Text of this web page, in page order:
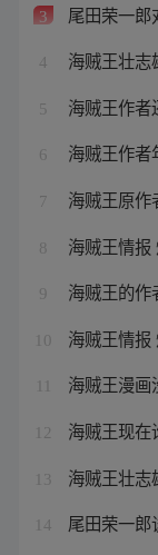
3 尾田荣一郎
4 海贼王壮志
5 海贼王作者
6 海贼王作者
7 海贼王原作
8 海贼王情报
9 海贼王的作
10 海贼王情报
海贼王漫画
12 海贼王现在
13 海贼王壮志
14 尾田荣一郎